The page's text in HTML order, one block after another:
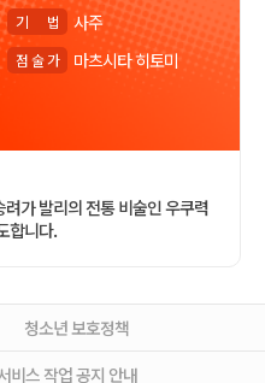
기 법 사주
점술가 마츠시타 히토미
가 발리의 전통 비술인 우쿠력
합니다.
청소년 보호정책
비스 작업 공지 안내